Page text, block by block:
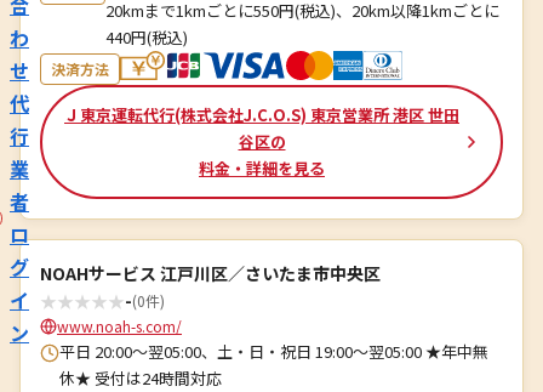
わ
せ
代
行
業
者
ロ
グ
イ
ン
20kmまで1kmごとに550円(税込)、20km以降1kmごとに
440円(税込)
決済方法
Ｊ東京運転代行(株式会社J.C.O.S) 東京営業所 港区 世田
谷区の
料金・詳細を見る
NOAHサービス 江戸川区／さいたま市中央区
★★★★★-(0件)
www.noah-s.com/
平日 20:00～翌05:00、土・日・祝日 19:00～翌05:00 ★年中無
休★ 受付は24時間対応